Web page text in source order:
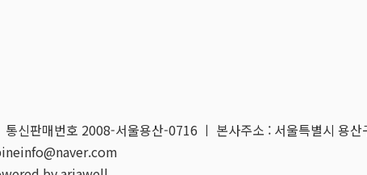
신판매번호 2008-서울용산-0716 ㅣ 본사주소 : 서울특별시 용